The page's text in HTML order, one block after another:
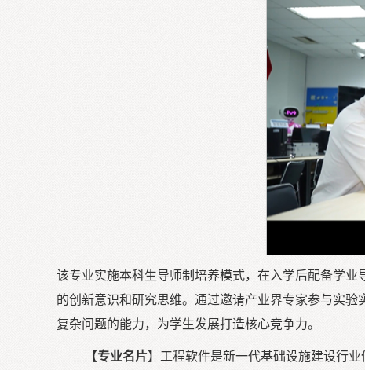
该专业实施本科生导师制培养模式，在入学后配备学
的创新意识和研究思维。通过邀请产业界专家参与实
复杂问题的能力，为学生发展打造核心竞争力。
【专业名片】工程软件是新一代基础设施建设行